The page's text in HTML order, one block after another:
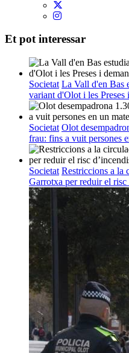
Et pot interessar
Societat La Vall d'en Bas
variant d'Olot i les Preses
Societat Olot
frau: fins a vuit persones
Societat Restriccions a la
Garrotxa per reduir el risc